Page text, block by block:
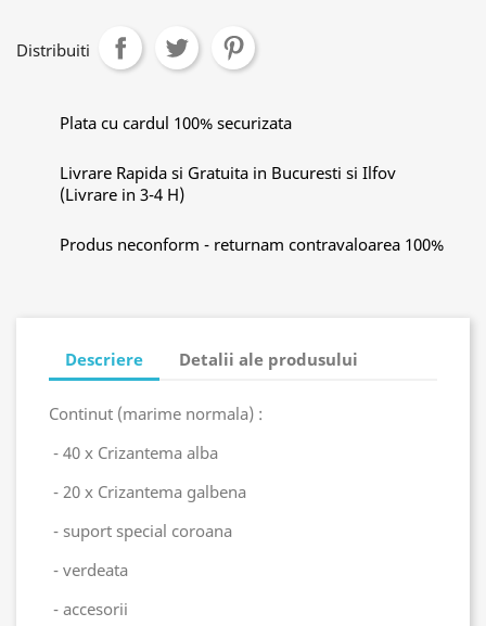
Distribuiti
Plata cu cardul 100% securizata
Livrare Rapida si Gratuita in Bucuresti si Ilfov
(Livrare in 3-4 H)
Produs neconform - returnam contravaloarea 100%
Descriere Detalii ale produsului
Continut (marime normala) :
- 40 x Crizantema alba
- 20 x Crizantema galbena
- suport special coroana
- verdeata
- accesorii